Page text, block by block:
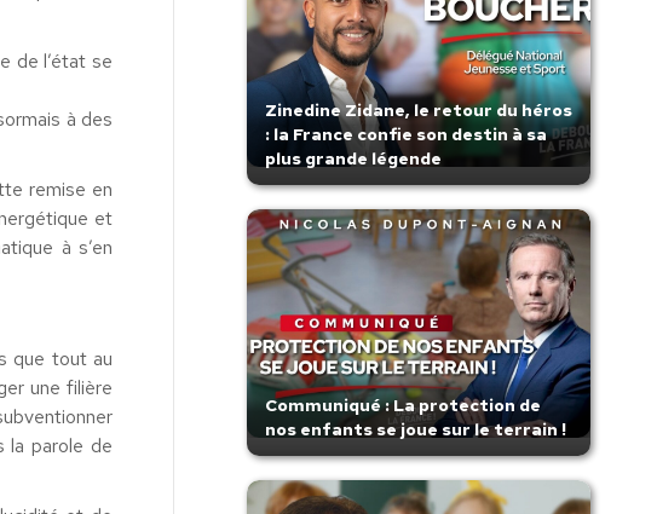
de l’état se
à des
remise en
et
à s’en
que tout au
une filière
la parole de
Zinedine Zidane, le retour du héros
: la France confie son destin à sa
plus grande légende
Communiqué : La protection de
nos enfants se joue sur le terrain !